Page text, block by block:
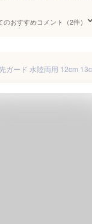
のおすすめコメント（2件）